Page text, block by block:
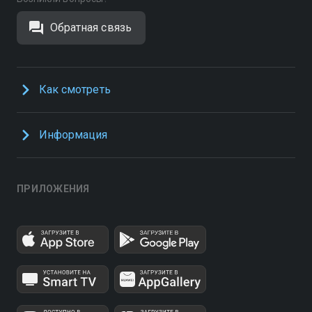
Обратная связь
Как смотреть
Информация
ПРИЛОЖЕНИЯ